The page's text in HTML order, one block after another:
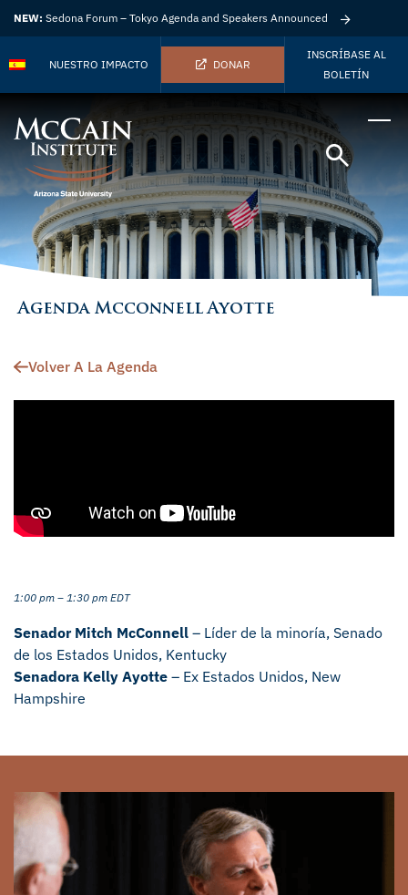
NEW: Sedona Forum – Tokyo Agenda and Speakers Announced
NUESTRO IMPACTO DONAR
INSCRÍBASE AL
BOLETÍN
Agenda Mcconnell Ayotte
Volver A La Agenda
1:00 pm – 1:30 pm EDT
Senador Mitch McConnell – Líder de la minoría, Senado
de los Estados Unidos, Kentucky
Senadora Kelly Ayotte – Ex Estados Unidos, New
Hampshire